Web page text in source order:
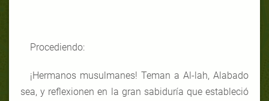
Procediendo:
¡Hermanos musulmanes! Teman a Al-lah, Alabado
sea, y reflexionen en la gran sabiduría que estableció